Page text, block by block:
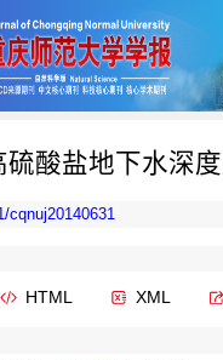
硫酸盐地下水深
cqnuj20140631
HTML XML